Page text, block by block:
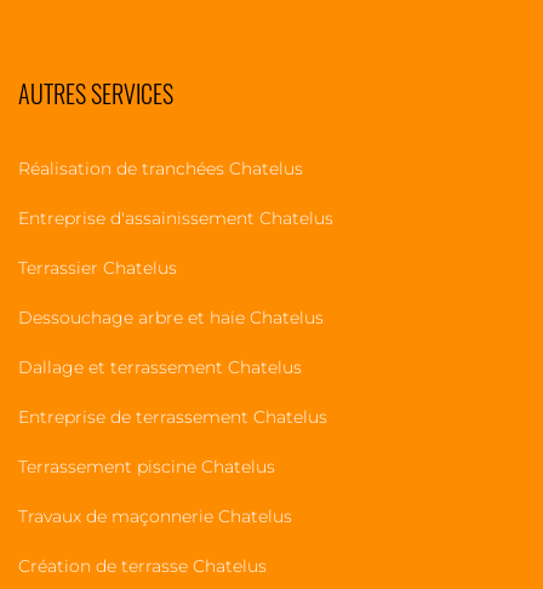
AUTRES SERVICES
Réalisation de tranchées Chatelus
Entreprise d'assainissement Chatelus
Terrassier Chatelus
Dessouchage arbre et haie Chatelus
Dallage et terrassement Chatelus
Entreprise de terrassement Chatelus
Terrassement piscine Chatelus
Travaux de maçonnerie Chatelus
Création de terrasse Chatelus